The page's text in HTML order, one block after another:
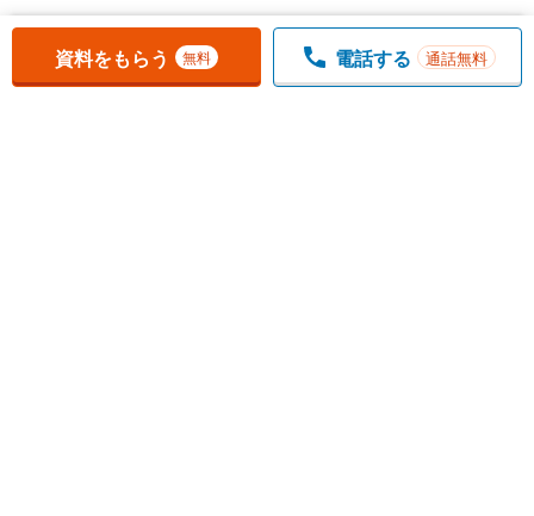
お気に入りに追加しました。 一覧を開く
資料をもらう 無料 電話する 通話無料